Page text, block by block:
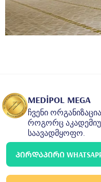
MEDİPOL MEGA
ჩვენი
როგორც
საავადმყოფო.
ᲞᲘᲠᲓᲐᲞᲘᲠᲘ